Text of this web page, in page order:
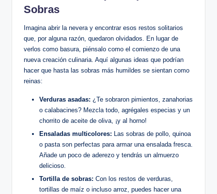
Sobras
Imagina abrir la nevera y encontrar esos restos solitarios
que, por alguna razón, quedaron olvidados. En lugar de
verlos como basura, piénsalo como el comienzo de una
nueva creación culinaria. Aquí algunas ideas que podrían
hacer que hasta las sobras más humildes se sientan como
reinas:
Verduras asadas: ¿Te sobraron pimientos, zanahorias
o calabacines? Mezcla todo, agrégales especias y un
chorrito de aceite de oliva, ¡y al horno!
Ensaladas multicolores: Las sobras de pollo, quinoa
o pasta son perfectas para armar una ensalada fresca.
Añade un poco de aderezo y tendrás un almuerzo
delicioso.
Tortilla de sobras: Con los restos de verduras,
tortillas de maíz o incluso arroz, puedes hacer una